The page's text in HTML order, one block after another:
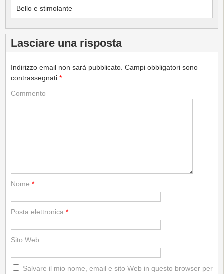
Bello e stimolante
Lasciare una risposta
Indirizzo email non sarà pubblicato. Campi obbligatori sono
contrassegnati *
Commento
Nome *
Posta elettronica *
Sito Web
Salvare il mio nome, email e sito Web in questo browser per